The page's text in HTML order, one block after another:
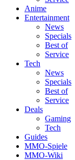
Anime
Entertainment
News
Specials
Best of
Service
Tech
News
Specials
Best of
Service
Deals
Gaming
Tech
Guides
MMO-Spiele
MMO-Wiki